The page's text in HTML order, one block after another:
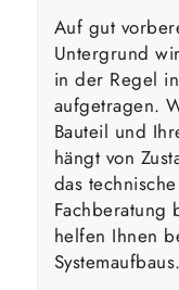
Auf gut
Untergrund
in der Regel
aufgetragen.
Bauteil und
hängt von
das
Fachberatung
helfen Ihnen
Systemaufbaus.